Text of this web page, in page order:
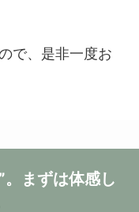
で、是非一度お
。
まずは体感し